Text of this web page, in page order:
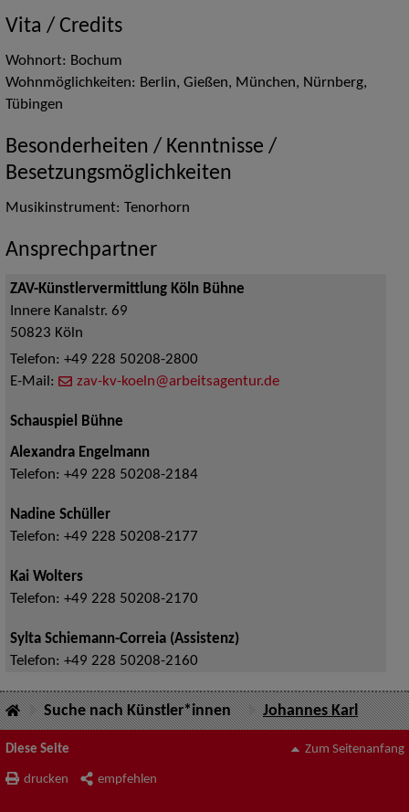
Vita / Credits
Wohnort: Bochum
Wohnmöglichkeiten: Berlin, Gießen, München, Nürnberg,
Tübingen
Besonderheiten / Kenntnisse /
Besetzungsmöglichkeiten
Musikinstrument: Tenorhorn
Ansprechpartner
ZAV-Künstlervermittlung Köln Bühne
Innere Kanalstr. 69
50823 Köln
Telefon: +49 228 50208-2800
E-Mail:
zav-kv-koeln@arbeitsagentur.de
Schauspiel Bühne
Alexandra Engelmann
Telefon: +49 228 50208-2184
Nadine Schüller
Telefon: +49 228 50208-2177
Kai Wolters
Telefon: +49 228 50208-2170
Sylta Schiemann-Correia (Assistenz)
Telefon: +49 228 50208-2160
Suche nach Künstler*innen Johannes Karl
Diese Seite
drucken empfehlen
Zum Seitenanfang